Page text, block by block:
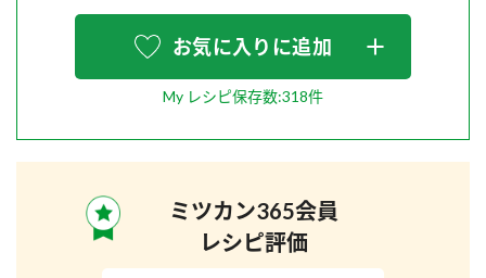
お気に入りに追加
My レシピ保存数:318件
ミツカン365会員
レシピ評価